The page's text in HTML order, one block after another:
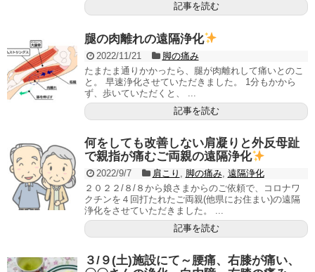
記事を読む
腿の肉離れの遠隔浄化
2022/11/21
脚の痛み
たまたま通りかかったら、腿が肉離れして痛いとのこ
と。 早速浄化させていただきました。 1分もかから
ず、歩いていただくと、 ...
記事を読む
何をしても改善しない肩凝りと外反母趾
で親指が痛むご両親の遠隔浄化
2022/9/7 肩こり , 脚の痛み, 遠隔浄化
２０２２/８/８から娘さまからのご依頼で、コロナワ
クチンを４回打たれたご両親(他県にお住まい)の遠隔
浄化をさせていただきました。 ...
記事を読む
３/９(土)施設にて～腰痛、右膝が痛い、